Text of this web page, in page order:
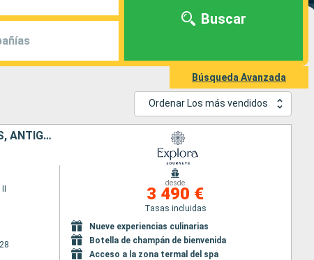
Buscar
Búsqueda Avanzada
Ordenar Los más vendidos
PORTO RICO, SAN VINCENT Y LAS GRANADINAS, SANTA LUCIA, BARBADOS, ANTIGUA Y BARBUDA, GUADALUPE
desde
3 490 €
Tasas incluidas
Nueve experiencias culinarias
Botella de champán de bienvenida
Acceso a la zona termal del spa